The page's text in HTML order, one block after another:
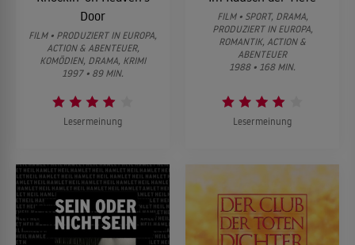
Door
FILM • PRODUZIERT IN EUROPA,
ACTION & ABENTEUER,
KOMÖDIEN, DRAMA, KRIMI
1997 • 89 MIN.
Lesermeinung
FILM • SPORT, DRAMA,
PRODUZIERT IN EUROPA,
ROMANTIK, ACTION &
ABENTEUER
1988 • 168 MIN.
Lesermeinung